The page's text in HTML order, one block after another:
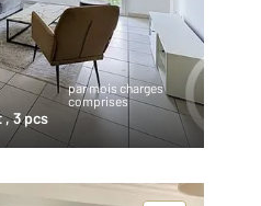
par mois charges
comprises
, 3 pcs